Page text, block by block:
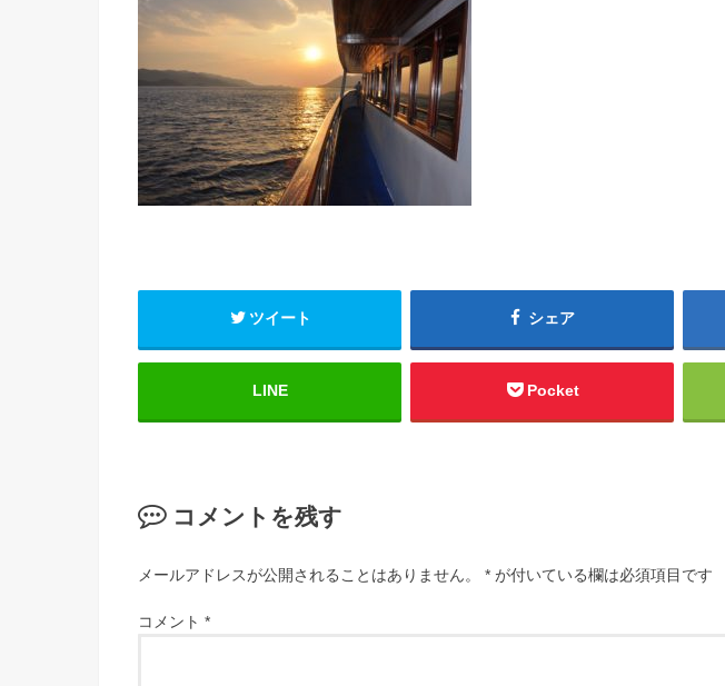
ツイート シェア
LINE Pocket
コメントを残す
メールアドレスが公開されることはありません。 * が付いている欄は必須項目です
コメント *